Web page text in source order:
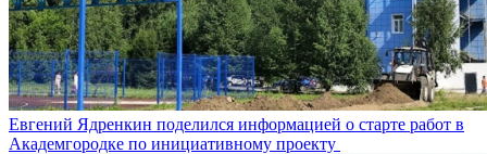
Евгений Ядренкин поделился информацией о старте работ в
Академгородке по инициативному проекту